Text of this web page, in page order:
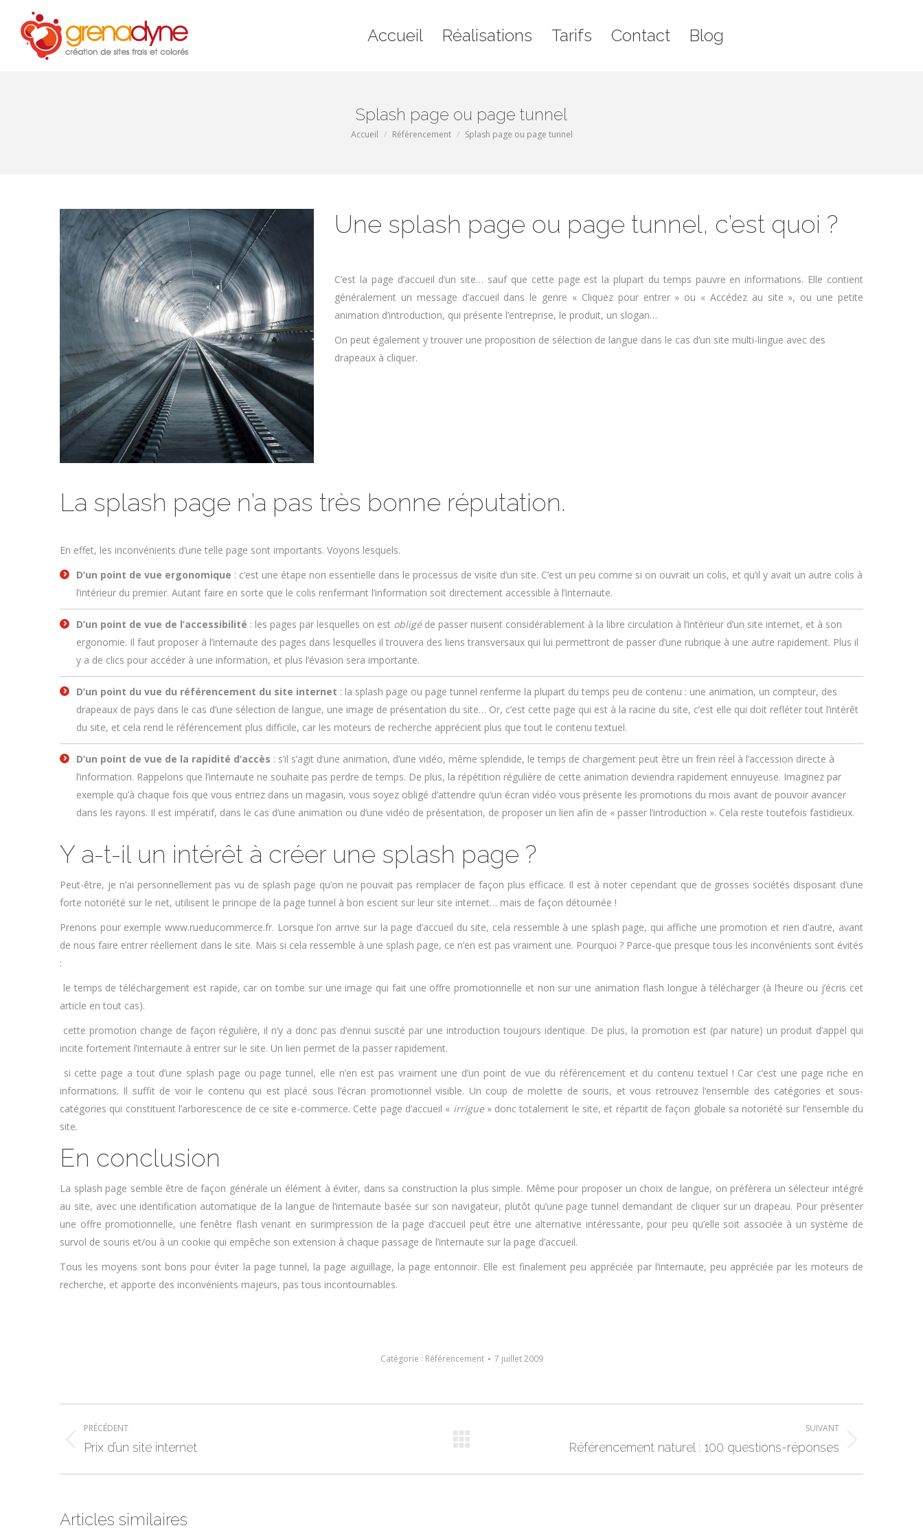
Accueil Réalisations Tarifs Contact Blog
Splash page ou page tunnel
Vous êtes ici :
Accueil Référencement Splash page ou page tunnel
Une splash page ou page tunnel, c’est quoi ?
C’est la page d’accueil d’un site… sauf que cette page est la plupart du temps pauvre en informations. Elle contient
généralement un message d’accueil dans le genre « Cliquez pour entrer » ou « Accédez au site », ou une petite
animation d’introduction, qui présente l’entreprise, le produit, un slogan…
On peut également y trouver une proposition de sélection de langue dans le cas d’un site multi-lingue avec des
drapeaux à cliquer.
La splash page n’a pas très bonne réputation.
En effet, les inconvénients d’une telle page sont importants. Voyons lesquels.
D’un point de vue ergonomique : c’est une étape non essentielle dans le processus de visite d’un site. C’est un peu comme si on ouvrait un colis, et qu’il y avait un autre colis à
l’intérieur du premier. Autant faire en sorte que le colis renfermant l’information soit directement accessible à l’internaute.
D’un point de vue de l’accessibilité : les pages par lesquelles on est obligé de passer nuisent considérablement à la libre circulation à l’intérieur d’un site internet, et à son
ergonomie. Il faut proposer à l’internaute des pages dans lesquelles il trouvera des liens transversaux qui lui permettront de passer d’une rubrique à une autre rapidement. Plus il
y a de clics pour accéder à une information, et plus l’évasion sera importante.
D’un point du vue du référencement du site internet : la splash page ou page tunnel renferme la plupart du temps peu de contenu : une animation, un compteur, des
drapeaux de pays dans le cas d’une sélection de langue, une image de présentation du site… Or, c’est cette page qui est à la racine du site, c’est elle qui doit refléter tout l’intérêt
du site, et cela rend le référencement plus difficile, car les moteurs de recherche apprécient plus que tout le contenu textuel.
D’un point de vue de la rapidité d’accès : s’il s’agit d’une animation, d’une vidéo, même splendide, le temps de chargement peut être un frein réel à l’accession directe à
l’information. Rappelons que l’internaute ne souhaite pas perdre de temps. De plus, la répétition régulière de cette animation deviendra rapidement ennuyeuse. Imaginez par
exemple qu’à chaque fois que vous entriez dans un magasin, vous soyez obligé d’attendre qu’un écran vidéo vous présente les promotions du mois avant de pouvoir avancer
dans les rayons. Il est impératif, dans le cas d’une animation ou d’une vidéo de présentation, de proposer un lien afin de « passer l’introduction ». Cela reste toutefois fastidieux.
Y a-t-il un intérêt à créer une splash page ?
Peut-être, je n’ai personnellement pas vu de splash page qu’on ne pouvait pas remplacer de façon plus efficace. Il est à noter cependant que de grosses sociétés disposant d’une
forte notoriété sur le net, utilisent le principe de la page tunnel à bon escient sur leur site internet… mais de façon détournée !
Prenons pour exemple www.rueducommerce.fr. Lorsque l’on arrive sur la page d’accueil du site, cela ressemble à une splash page, qui affiche une promotion et rien d’autre, avant
de nous faire entrer réellement dans le site. Mais si cela ressemble à une splash page, ce n’en est pas vraiment une. Pourquoi ? Parce-que presque tous les inconvénients sont évités
:
le temps de téléchargement est rapide, car on tombe sur une image qui fait une offre promotionnelle et non sur une animation flash longue à télécharger (à l’heure ou j’écris cet
article en tout cas).
cette promotion change de façon régulière, il n’y a donc pas d’ennui suscité par une introduction toujours identique. De plus, la promotion est (par nature) un produit d’appel qui
incite fortement l’internaute à entrer sur le site. Un lien permet de la passer rapidement.
si cette page a tout d’une splash page ou page tunnel, elle n’en est pas vraiment une d’un point de vue du référencement et du contenu textuel ! Car c’est une page riche en
informations. Il suffit de voir le contenu qui est placé sous l’écran promotionnel visible. Un coup de molette de souris, et vous retrouvez l’ensemble des catégories et sous-
catégories qui constituent l’arborescence de ce site e-commerce. Cette page d’accueil « irrigue» donc totalement le site, et répartit de façon globale sa notoriété sur l’ensemble du
site.
En conclusion
La splash page semble être de façon générale un élément à éviter, dans sa construction la plus simple. Même pour proposer un choix de langue, on préfèrera un sélecteur intégré
au site, avec une identification automatique de la langue de l’internaute basée sur son navigateur, plutôt qu’une page tunnel demandant de cliquer sur un drapeau. Pour présenter
une offre promotionnelle, une fenêtre flash venant en surimpression de la page d’accueil peut être une alternative intéressante, pour peu qu’elle soit associée à un système de
survol de souris et/ou à un cookie qui empêche son extension à chaque passage de l’internaute sur la page d’accueil.
Tous les moyens sont bons pour éviter la page tunnel, la page aiguillage, la page entonnoir. Elle est finalement peu appréciée par l’internaute, peu appréciée par les moteurs de
recherche, et apporte des inconvénients majeurs, pas tous incontournables.
Catégorie : Référencement 7 juillet 2009
Navigation
article
PRÉCÉDENT
Article
Prix d’un site internet
SUIVANT
Référencement naturel : 100 questions-réponses
Articles similaires
Recherche